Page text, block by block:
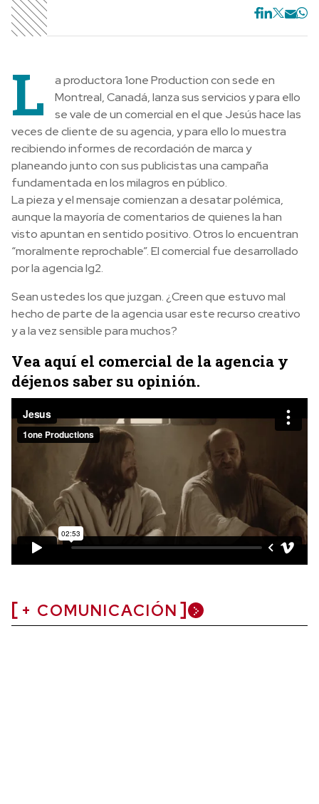
L
a productora 1one Production con sede en
Montreal, Canadá, lanza sus servicios y para ello
se vale de un comercial en el que Jesús hace las
veces de cliente de su agencia, y para ello lo muestra
recibiendo informes de recordación de marca y
planeando junto con sus publicistas una campaña
fundamentada en los milagros en público.
La pieza y el mensaje comienzan a desatar polémica,
aunque la mayoría de comentarios de quienes la han
visto apuntan en sentido positivo. Otros lo encuentran
“moralmente reprochable”. El comercial fue desarrollado
por la agencia Ig2.
Sean ustedes los que juzgan. ¿Creen que estuvo mal
hecho de parte de la agencia usar este recurso creativo
y a la vez sensible para muchos?
Vea aquí el comercial de la agencia y
déjenos saber su opinión.
+ COMUNICACIÓN